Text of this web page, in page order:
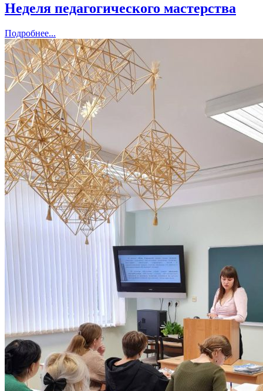
Неделя педагогического мастерства
Подробнее...